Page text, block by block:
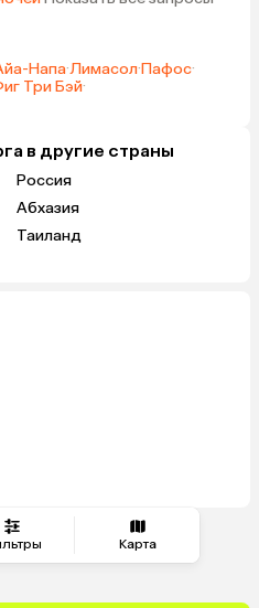
Карта
Напа·Лимасол·Пафос·
Три Бэй·
в другие страны
Россия
Абхазия
Таиланд
Таджикистан
Болгария